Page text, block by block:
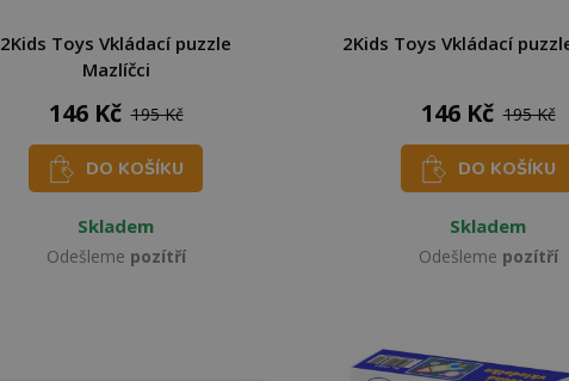
2Kids Toys Vkládací puzzle
Mazlíčci
146 Kč 195 Kč
DO KOŠÍKU
Skladem
Odešleme pozítří
2Kids Toys Vkládací
146 Kč 195 Kč
DO KOŠÍKU
Skladem
Odešleme pozítří